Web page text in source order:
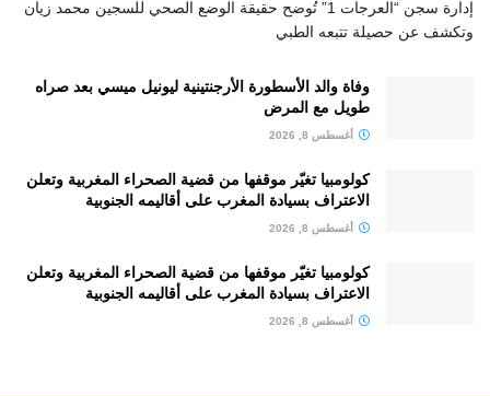
إدارة سجن “العرجات 1” تُوضح حقيقة الوضع الصحي للسجين محمد زيان
وتكشف عن حصيلة تتبعه الطبي
وفاة والد الأسطورة الأرجنتينية ليونيل ميسي بعد صراه
طويل مع المرض
أغسطس 8, 2026
كولومبيا تغيّر موقفها من قضية الصحراء المغربية وتعلن
الاعتراف بسيادة المغرب على أقاليمه الجنوبية
أغسطس 8, 2026
كولومبيا تغيّر موقفها من قضية الصحراء المغربية وتعلن
الاعتراف بسيادة المغرب على أقاليمه الجنوبية
أغسطس 8, 2026